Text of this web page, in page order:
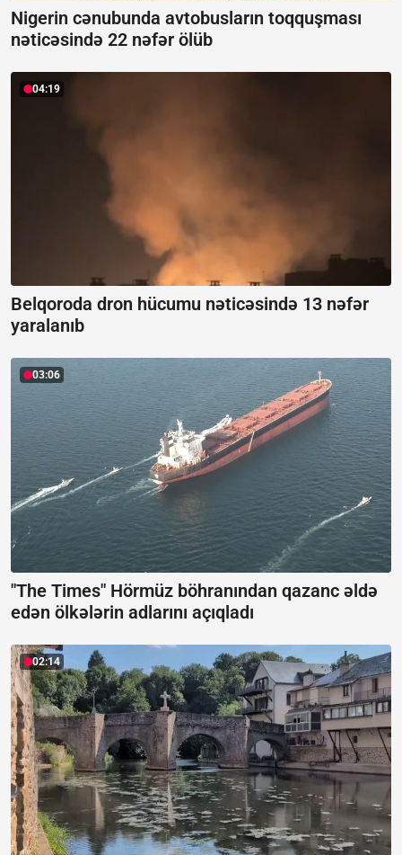
Nigerin cənubunda avtobusların toqquşması
nəticəsində 22 nəfər ölüb
04:19
Belqoroda dron hücumu nəticəsində 13 nəfər
yaralanıb
03:06
"The Times" Hörmüz böhranından qazanc əldə
edən ölkələrin adlarını açıqladı
02:14